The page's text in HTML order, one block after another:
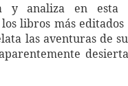
y analiza en
libros más
las aventuras de